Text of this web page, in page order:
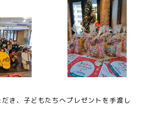
き、子どもたちへプレゼントを手渡し